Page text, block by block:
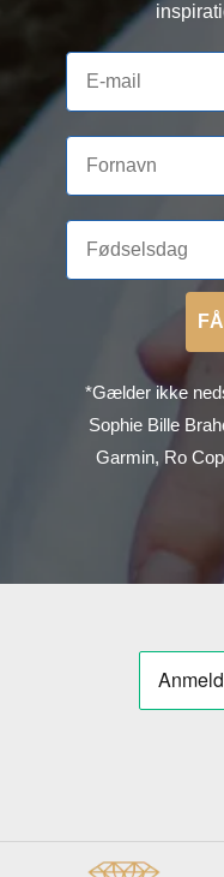
*Gælder ikke
Sophie Bille
Garmin, Ro